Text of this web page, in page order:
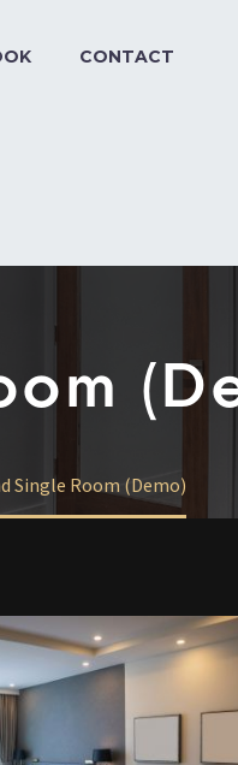
CONTACT
Single Room (Demo)